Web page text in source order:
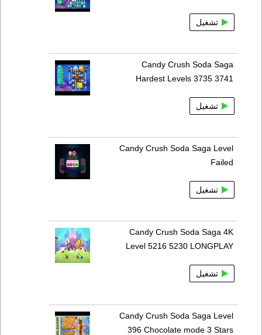
تشغيل
Candy Crush Soda Saga
Hardest Levels 3735 3741
تشغيل
Candy Crush Soda Saga Level
Failed
تشغيل
Candy Crush Soda Saga 4K
Level 5216 5230 LONGPLAY
تشغيل
Candy Crush Soda Saga Level
396 Chocolate mode 3 Stars